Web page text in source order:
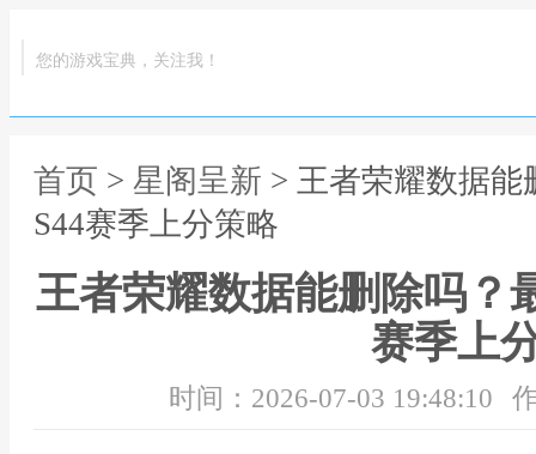
您的游戏宝典，关注我！
首页 > 星阁呈新 > 王者荣耀数据
S44赛季上分策略
王者荣耀数据能删除吗？
赛季上
时间：2026-07-03 19:48:10